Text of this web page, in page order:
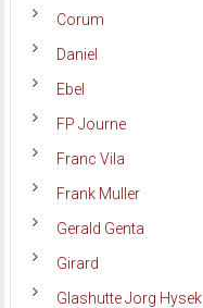
Corum
Daniel
Ebel
FP Journe
Franc Vila
Frank Muller
Gerald Genta
Girard
Glashutte Jorg Hysek